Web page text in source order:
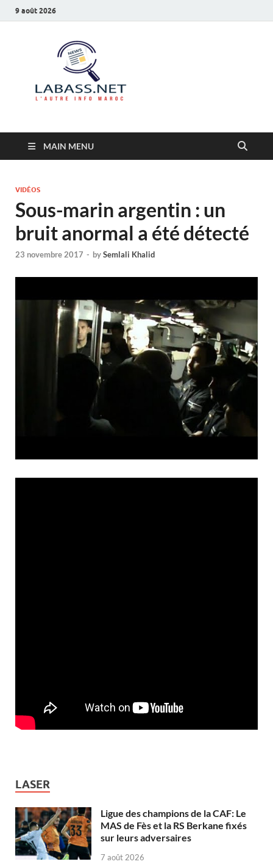
9 août 2026
MAIN MENU
VIDÉOS
Sous-marin argentin : un
bruit anormal a été détecté
23 novembre 2017 - bySemlali Khalid
LASER
Ligue des champions de la CAF: Le
MAS de Fès et la RS Berkane fixés
sur leurs adversaires
7 août 2026